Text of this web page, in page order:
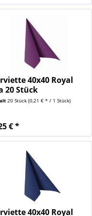
40x40 Royal
20 Stück
20 Stück (0,21 € * / 1 Stück)
€ *
40x40 Royal